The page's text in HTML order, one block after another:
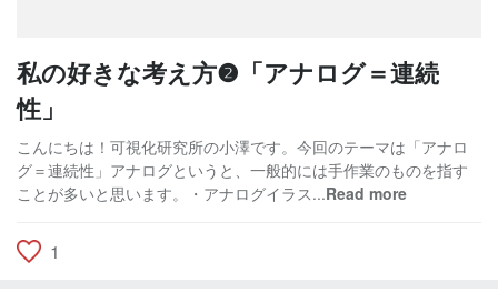
私の好きな考え方❷「アナログ＝連続
性」
こんにちは！可視化研究所の小澤です。今回のテーマは「アナロ
グ＝連続性」アナログというと、一般的には手作業のものを指す
ことが多いと思います。・アナログイラス...Read more
1